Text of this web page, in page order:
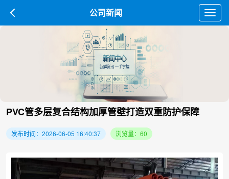
公司新闻
PVC管多层复合结构加厚管壁打造双重防护保障
发布时间：2026-06-05 16:40:37 浏览量：60